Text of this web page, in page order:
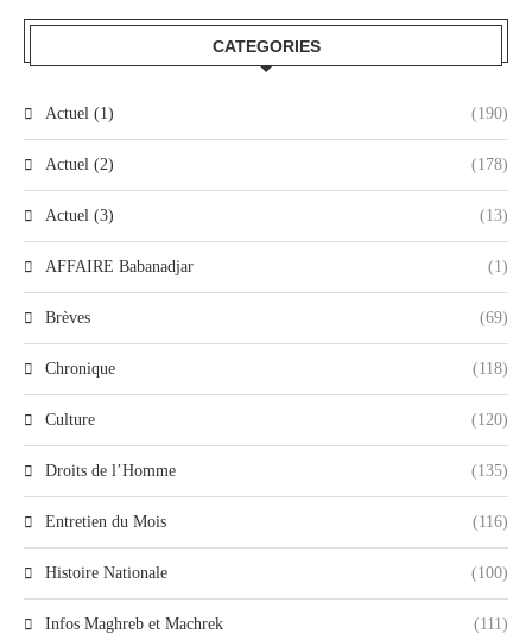
CATEGORIES
Actuel (1) (190)
Actuel (2) (178)
Actuel (3) (13)
AFFAIRE Babanadjar (1)
Brèves (69)
Chronique (118)
Culture (120)
Droits de l’Homme (135)
Entretien du Mois (116)
Histoire Nationale (100)
Infos Maghreb et Machrek (111)